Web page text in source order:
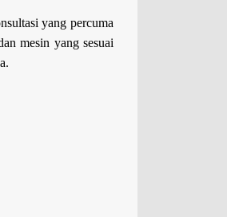
yang percuma
mesin yang sesuai